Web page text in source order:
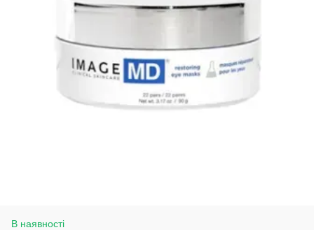
В наявності